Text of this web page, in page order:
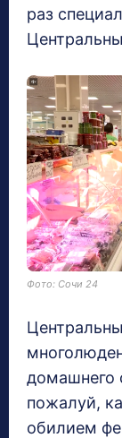
раз
Фото: Сочи 24
домашнего
пожалуй,
обилием